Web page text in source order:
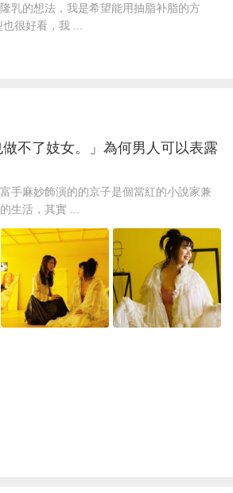
乳的想法，我是希望能用抽脂补脂的方
很好看，我 ...
做不了妓女。」為何男人可以表露
手麻妙飾演的的京子是個當紅的小說家兼
生活，其實 ...